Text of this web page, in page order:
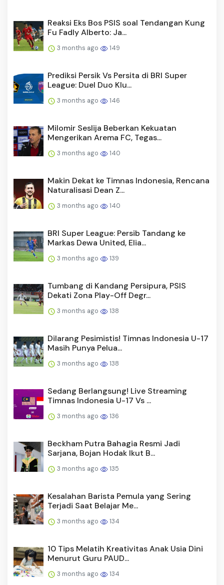
Reaksi Eks Bos PSIS soal Tendangan Kung
Fu Fadly Alberto: Ja...
3 months ago 149
Prediksi Persik Vs Persita di BRI Super
League: Duel Duo Klu...
3 months ago 146
Milomir Seslija Beberkan Kekuatan
Mengerikan Arema FC, Tegas...
3 months ago 140
Makin Dekat ke Timnas Indonesia, Rencana
Naturalisasi Dean Z...
3 months ago 140
BRI Super League: Persib Tandang ke
Markas Dewa United, Elia...
3 months ago 139
Tumbang di Kandang Persipura, PSIS
Dekati Zona Play-Off Degr...
3 months ago 138
Dilarang Pesimistis! Timnas Indonesia U-17
Masih Punya Pelua...
3 months ago 138
Sedang Berlangsung! Live Streaming
Timnas Indonesia U-17 Vs ...
3 months ago 136
Beckham Putra Bahagia Resmi Jadi
Sarjana, Bojan Hodak Ikut B...
3 months ago 135
Kesalahan Barista Pemula yang Sering
Terjadi Saat Belajar Me...
3 months ago 134
10 Tips Melatih Kreativitas Anak Usia Dini
Menurut Guru PAUD...
3 months ago 134